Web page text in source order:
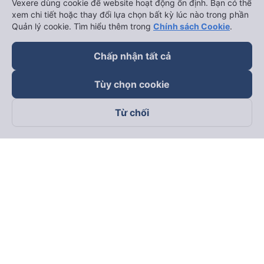
Theo dõi chúng tôi trên
Vexere dùng cookie để website hoạt động ổn định. Bạn có thể
xem chi tiết hoặc thay đổi lựa chọn bất kỳ lúc nào trong phần
Quản lý cookie. Tìm hiểu thêm trong Chính sách Cookie.
Chấp nhận tất cả
Tùy chọn cookie
Từ chối